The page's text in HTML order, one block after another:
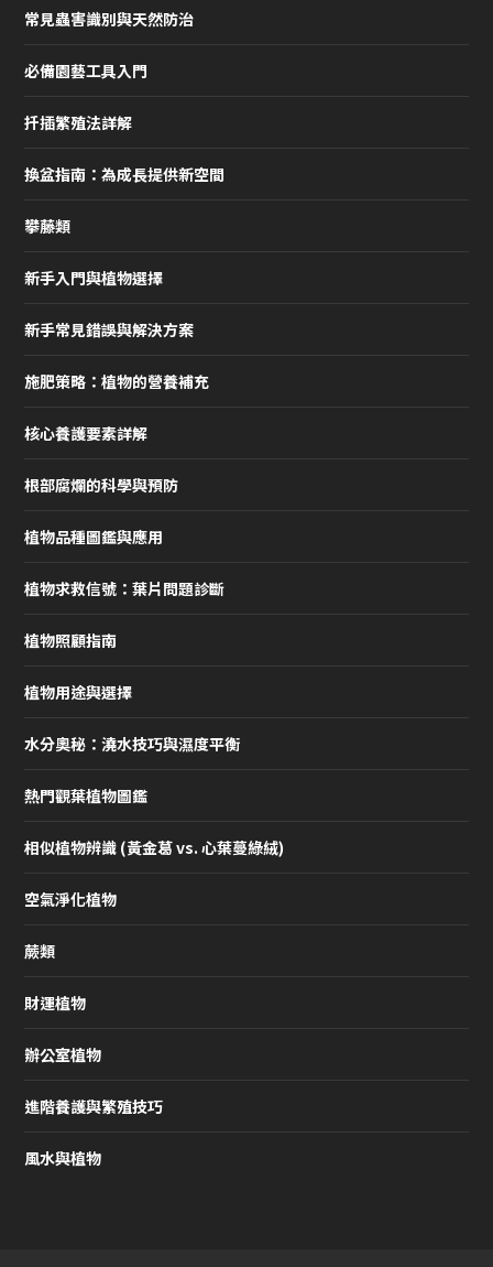
常見蟲害識別與天然防治
必備園藝工具入門
扦插繁殖法詳解
換盆指南：為成長提供新空間
攀藤類
新手入門與植物選擇
新手常見錯誤與解決方案
施肥策略：植物的營養補充
核心養護要素詳解
根部腐爛的科學與預防
植物品種圖鑑與應用
植物求救信號：葉片問題診斷
植物照顧指南
植物用途與選擇
水分奧秘：澆水技巧與濕度平衡
熱門觀葉植物圖鑑
相似植物辨識 (黃金葛 vs. 心葉蔓綠絨)
空氣淨化植物
蕨類
財運植物
辦公室植物
進階養護與繁殖技巧
風水與植物